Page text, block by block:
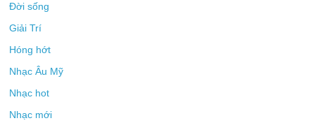
Đời sống
Giải Trí
Hóng hớt
Nhạc Âu Mỹ
Nhạc hot
Nhạc mới